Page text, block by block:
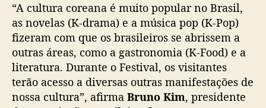
“A cultura coreana é muito popular no Brasil,
as novelas (K-drama) e a música pop (K-Pop)
fizeram com que os brasileiros se abrissem a
outras áreas, como a gastronomia (K-Food) e a
literatura. Durante o Festival, os visitantes
terão acesso a diversas outras manifestações de
nossa cultura”, afirma Bruno Kim, presidente